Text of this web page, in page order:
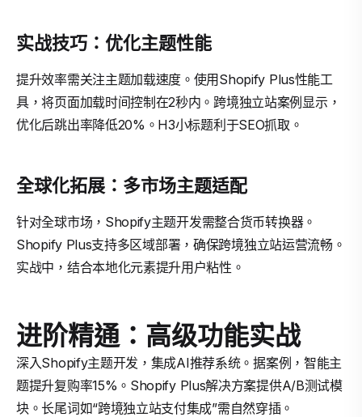
实战技巧：优化主题性能
提升效率需关注主题加载速度。使用Shopify Plus性能工
具，将页面加载时间控制在2秒内。跨境独立站案例显示，
优化后跳出率降低20%。H3小标题利于SEO抓取。
全球化拓展：多市场主题适配
针对全球市场，Shopify主题开发需整合货币转换器。
Shopify Plus支持多区域部署，确保跨境独立站运营流畅。
实战中，结合本地化元素提升用户粘性。
进阶精通：高级功能实战
深入Shopify主题开发，集成AI推荐系统。据案例，智能主
题提升复购率15%。Shopify Plus解决方案提供A/B测试模
块。长尾词如“跨境独立站支付集成”需自然穿插。